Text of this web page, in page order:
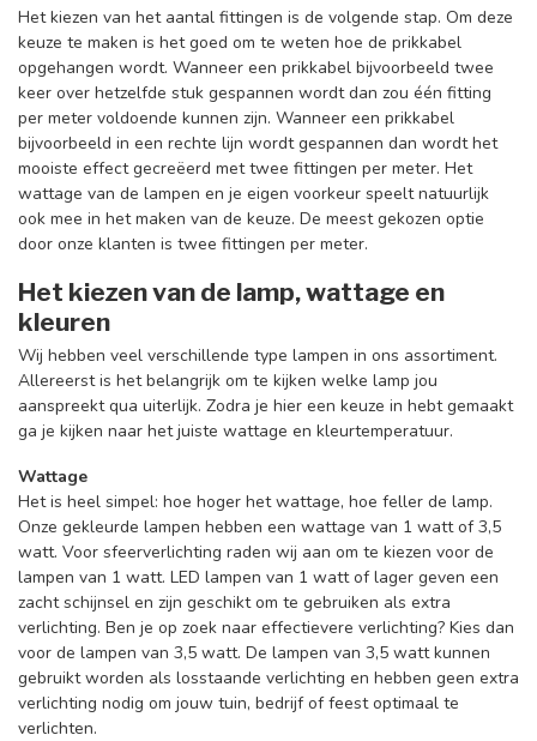
Het kiezen van het aantal fittingen is de volgende stap. Om deze
keuze te maken is het goed om te weten hoe de prikkabel
opgehangen wordt. Wanneer een prikkabel bijvoorbeeld twee
keer over hetzelfde stuk gespannen wordt dan zou één fitting
per meter voldoende kunnen zijn. Wanneer een prikkabel
bijvoorbeeld in een rechte lijn wordt gespannen dan wordt het
mooiste effect gecreëerd met twee fittingen per meter. Het
wattage van de lampen en je eigen voorkeur speelt natuurlijk
ook mee in het maken van de keuze. De meest gekozen optie
door onze klanten is twee fittingen per meter.
Het kiezen van de lamp, wattage en
kleuren
Wij hebben veel verschillende type lampen in ons assortiment.
Allereerst is het belangrijk om te kijken welke lamp jou
aanspreekt qua uiterlijk. Zodra je hier een keuze in hebt gemaakt
ga je kijken naar het juiste wattage en kleurtemperatuur.
Wattage
Het is heel simpel: hoe hoger het wattage, hoe feller de lamp.
Onze gekleurde lampen hebben een wattage van 1 watt of 3,5
watt. Voor sfeerverlichting raden wij aan om te kiezen voor de
lampen van 1 watt. LED lampen van 1 watt of lager geven een
zacht schijnsel en zijn geschikt om te gebruiken als extra
verlichting. Ben je op zoek naar effectievere verlichting? Kies dan
voor de lampen van 3,5 watt. De lampen van 3,5 watt kunnen
gebruikt worden als losstaande verlichting en hebben geen extra
verlichting nodig om jouw tuin, bedrijf of feest optimaal te
verlichten.